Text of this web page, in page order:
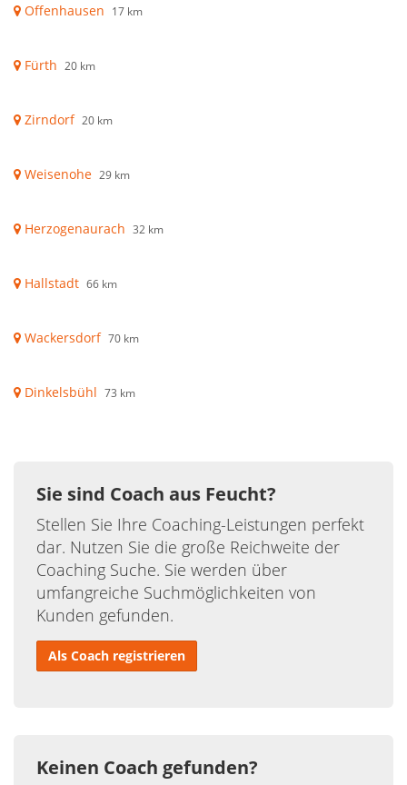
Offenhausen 17 km
Fürth 20 km
Zirndorf 20 km
Weisenohe 29 km
Herzogenaurach 32 km
Hallstadt 66 km
Wackersdorf 70 km
Dinkelsbühl 73 km
Sie sind Coach aus Feucht?
Stellen Sie Ihre Coaching-Leistungen perfekt
dar. Nutzen Sie die große Reichweite der
Coaching Suche. Sie werden über
umfangreiche Suchmöglichkeiten von
Kunden gefunden.
Als Coach registrieren
Keinen Coach gefunden?